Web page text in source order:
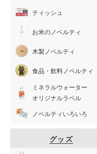
ティッシュ
お米のノベルティ
木製ノベルティ
食品・飲料ノベルティ
ミネラルウォーター
オリジナルラベル
ノベルティいろいろ
グッズ